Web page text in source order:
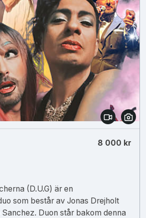
8 000 kr
(D.U.G) är en
som består av Jonas Drejholt
Duon står bakom denna